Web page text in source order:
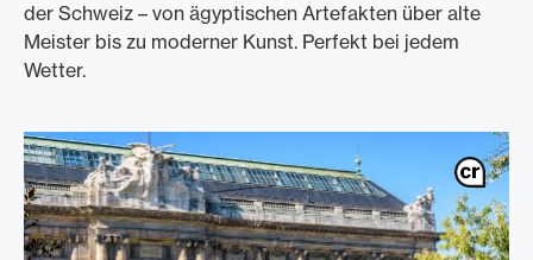
der Schweiz – von ägyptischen Artefakten über alte
Meister bis zu moderner Kunst. Perfekt bei jedem
Wetter.